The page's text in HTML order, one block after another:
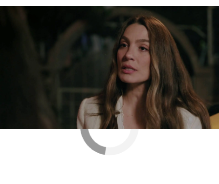
» En llamas » Mejores momentos